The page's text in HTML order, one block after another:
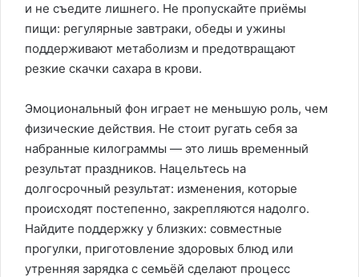
и не съедите лишнего. Не пропускайте приёмы
пищи: регулярные завтраки, обеды и ужины
поддерживают метаболизм и предотвращают
резкие скачки сахара в крови.
Эмоциональный фон играет не меньшую роль, чем
физические действия. Не стоит ругать себя за
набранные килограммы — это лишь временный
результат праздников. Нацельтесь на
долгосрочный результат: изменения, которые
происходят постепенно, закрепляются надолго.
Найдите поддержку у близких: совместные
прогулки, приготовление здоровых блюд или
утренняя зарядка с семьёй сделают процесс